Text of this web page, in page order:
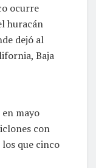
ocurre
huracán
dejó al
Baja
mayo
con
que cinco